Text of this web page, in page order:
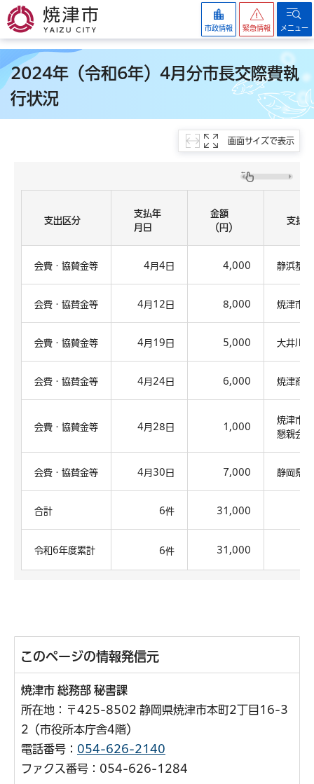
焼津市
市政情報 緊急情報 メニュー
2024年（令和6年）4月分市長交際費執
行状況
画面サイズで表示
支出区分
支払年
月日
金額
（円）
支払
会費・協賛金等 4月4日 4,000 静浜基
会費・協賛金等 4月12日 8,000 焼津市
会費・協賛金等 4月19日 5,000 大井川
会費・協賛金等 4月24日 6,000 焼津商
会費・協賛金等 4月28日 1,000
焼津市
懇親会
会費・協賛金等 4月30日 7,000 静岡県
合計 6件 31,000
令和6年度累計 6件 31,000
このページの情報発信元
焼津市 総務部 秘書課
所在地：〒425-8502 静岡県焼津市本町2丁目16-3
2（市役所本庁舎4階）
電話番号： 054-626-2140
ファクス番号：054-626-1284